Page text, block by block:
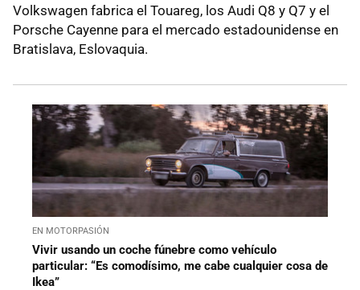
Volkswagen fabrica el Touareg, los Audi Q8 y Q7 y el
Porsche Cayenne para el mercado estadounidense en
Bratislava, Eslovaquia.
EN MOTORPASIÓN
Vivir usando un coche fúnebre como vehículo
particular: “Es comodísimo, me cabe cualquier cosa de
Ikea”